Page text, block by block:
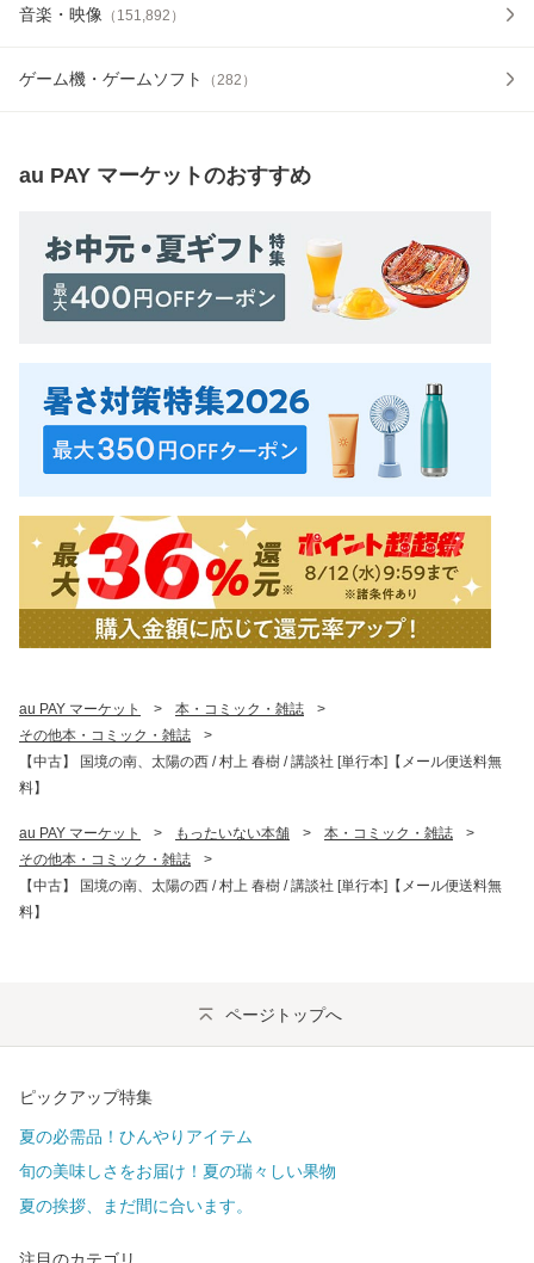
音楽・映像 （ 151,892 ）
ゲーム機・ゲームソフト （282 ）
au PAY マーケットのおすすめ
au PAY マーケット > 本・コミック・雑誌
>
その他本・コミック・雑誌
>
【中古】 国境の南、太陽の西 / 村上 春樹 / 講談社 [単行本]【メール便送料無
料】
au PAY マーケット > もったいない本舗 > 本・コミック・雑誌
>
その他本・コミック・雑誌
>
【中古】 国境の南、太陽の西 / 村上 春樹 / 講談社 [単行本]【メール便送料無
料】
ページトップへ
ピックアップ特集
夏の必需品！ひんやりアイテム
旬の美味しさをお届け！夏の瑞々しい果物
夏の挨拶、まだ間に合います。